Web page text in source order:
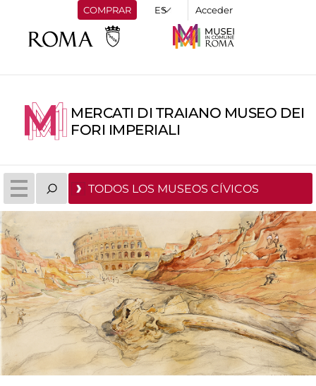
COMPRAR Acceder
MERCATI DI TRAIANO MUSEO DEI
FORI IMPERIALI
TODOS LOS MUSEOS CÍVICOS